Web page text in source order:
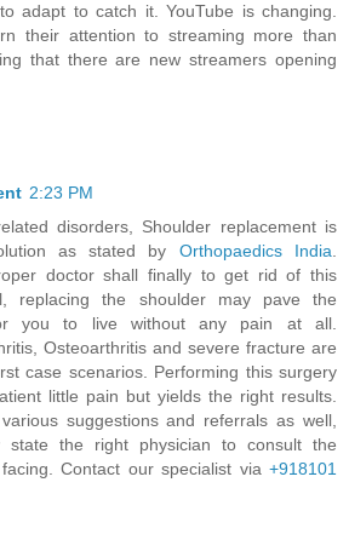
adapt to catch it. YouTube is changing.
their attention to streaming more than
that there are new streamers opening
2:23 PM
disorders, Shoulder replacement is
as stated by Orthopaedics India.
doctor shall finally to get rid of this
replacing the shoulder may pave the
you to live without any pain at all.
Osteoarthritis and severe fracture are
case scenarios. Performing this surgery
little pain but yields the right results.
suggestions and referrals as well,
state the right physician to consult the
facing. Contact our specialist via +918101